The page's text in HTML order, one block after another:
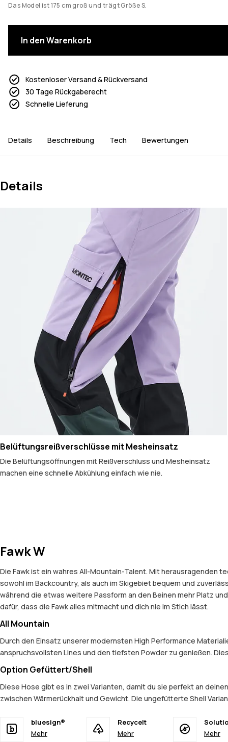
Das Model ist 175 cm groß und trägt Größe S.
In den Warenkorb
Kostenloser Versand & Rückversand
30 Tage Rückgaberecht
Schnelle Lieferung
Details Beschreibung Tech Bewertungen
Details
Belüftungsreißverschlüsse mit Mesheinsatz
Die Belüftungsöffnungen mit Reißverschluss und Mesheinsatz
machen eine schnelle Abkühlung einfach wie nie.
Fawk W
Die Fawk ist ein wahres All-Mountain-Talent. Mit herausragenden
sowohl im Backcountry, als auch im Skigebiet bequem und
während die etwas weitere Passform an den Beinen mehr Platz
dafür, dass die Fawk alles mitmacht und dich nie im Stich lässt.
All Mountain
Durch den Einsatz unserer modernsten High Performance
anspruchsvollsten Lines und den tiefsten Powder zu genießen.
Option Gefüttert/Shell
Diese Hose gibt es in zwei Varianten, damit du sie perfekt an
zwischen Wärmerückhalt und Gewicht. Die ungefütterte Shell
bluesign®
Mehr
Recycelt
Mehr
Mehr